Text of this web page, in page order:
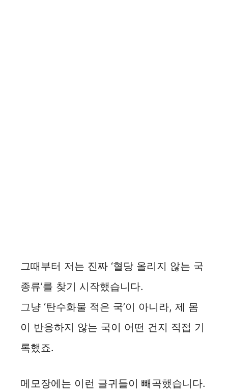
그때부터 저는 진짜 ‘혈당 올리지 않는 국
종류’를 찾기 시작했습니다.
그냥 ‘탄수화물 적은 국’이 아니라, 제 몸
이 반응하지 않는 국이 어떤 건지 직접 기
록했죠.
메모장에는 이런 글귀들이 빼곡했습니다.